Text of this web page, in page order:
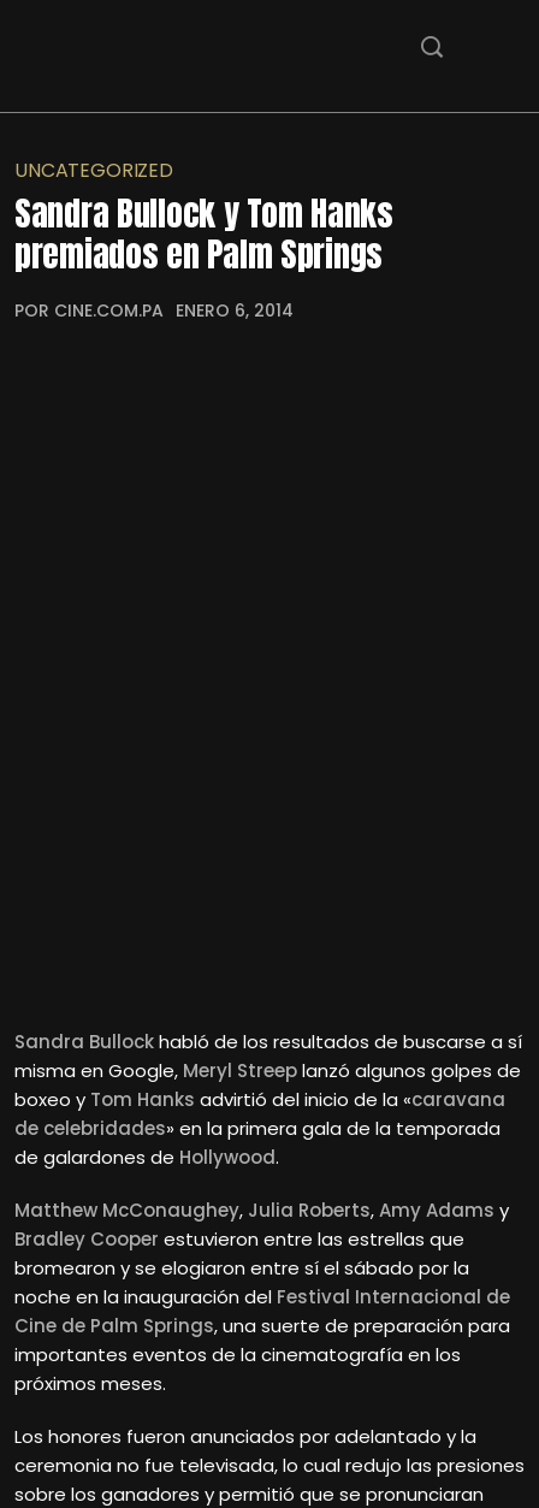
UNCATEGORIZED
Sandra Bullock y Tom Hanks
premiados en Palm Springs
POR CINE.COM.PA ENERO 6, 2014
Sandra Bullockhabló de los resultados de buscarse a sí
misma en Google, Meryl Streeplanzó algunos golpes de
boxeo y Tom Hanks advirtió del inicio de la «caravana
de celebridades» en la primera gala de la temporada
de galardones de Hollywood.
Matthew McConaughey, Julia Roberts,Amy Adams y
Bradley Cooper estuvieron entre las estrellas que
bromearon y se elogiaron entre sí el sábado por la
noche en la inauguración del Festival Internacional de
Cine de Palm Springs, una suerte de preparación para
importantes eventos de la cinematografía en los
próximos meses.
Los honores fueron anunciados por adelantado y la
ceremonia no fue televisada, lo cual redujo las presiones
sobre los ganadores y permitió que se pronunciaran